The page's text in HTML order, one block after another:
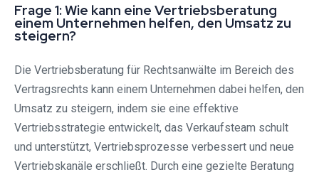
Frage 1: Wie kann eine Vertriebsberatung
einem Unternehmen helfen, den Umsatz zu
steigern?
Die Vertriebsberatung für Rechtsanwälte im Bereich des
Vertragsrechts kann einem Unternehmen dabei helfen, den
Umsatz zu steigern, indem sie eine effektive
Vertriebsstrategie entwickelt, das Verkaufsteam schult
und unterstützt, Vertriebsprozesse verbessert und neue
Vertriebskanäle erschließt. Durch eine gezielte Beratung